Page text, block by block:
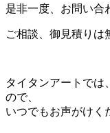
是非一度、お問い合
ご相談、御見積りは
タイタンアートでは
ので、
いつでもお声がけく